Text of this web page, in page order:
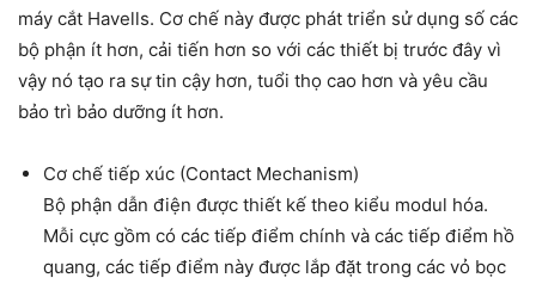
máy cắt Havells. Cơ chế này được phát triển sử dụng số các
bộ phận ít hơn, cải tiến hơn so với các thiết bị trước đây vì
vậy nó tạo ra sự tin cậy hơn, tuổi thọ cao hơn và yêu cầu
bảo trì bảo dưỡng ít hơn.
Cơ chế tiếp xúc (Contact Mechanism)
Bộ phận dẫn điện được thiết kế theo kiểu modul hóa.
Mỗi cực gồm có các tiếp điểm chính và các tiếp điểm hồ
quang, các tiếp điểm này được lắp đặt trong các vỏ bọc